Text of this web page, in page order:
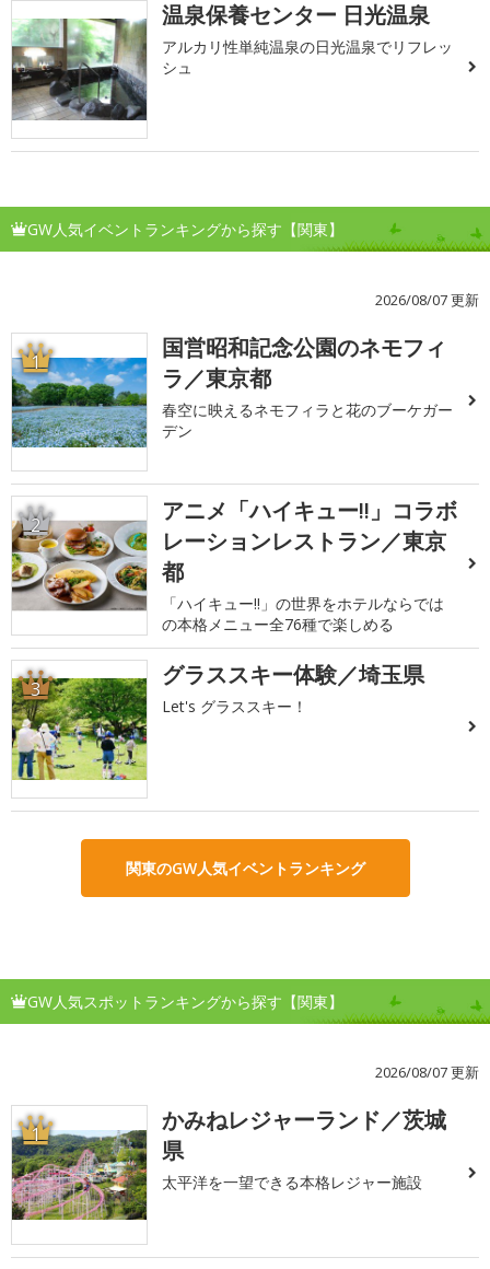
温泉保養センター 日光温泉
アルカリ性単純温泉の日光温泉でリフレッ
シュ
GW人気イベントランキングから探す【関東】
2026/08/07 更新
1
国営昭和記念公園のネモフィ
ラ／東京都
春空に映えるネモフィラと花のブーケガー
デン
2
アニメ「ハイキュー!!」コラボ
レーションレストラン／東京
都
「ハイキュー!!」の世界をホテルならでは
の本格メニュー全76種で楽しめる
3 グラススキー体験／埼玉県
Let's グラススキー！
関東のGW人気イベントランキング
GW人気スポットランキングから探す【関東】
2026/08/07 更新
1
かみねレジャーランド／茨城
県
太平洋を一望できる本格レジャー施設